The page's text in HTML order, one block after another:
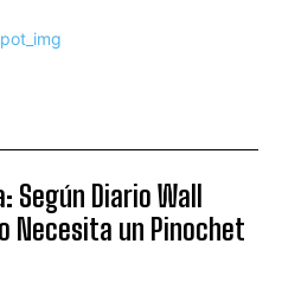
Diario Wall
Necesita un Pinochet